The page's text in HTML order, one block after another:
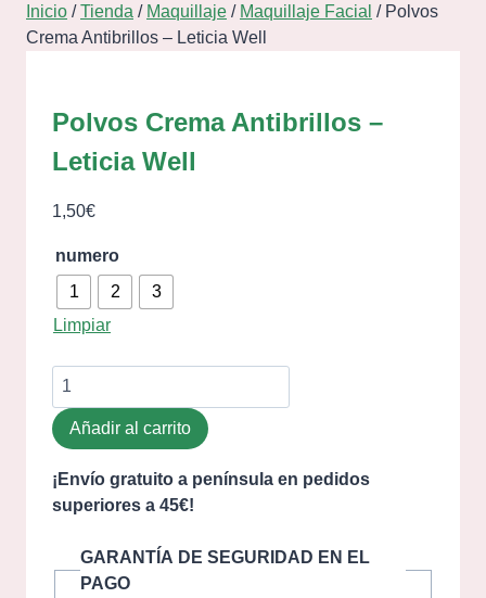
Inicio / Tienda / Maquillaje / Maquillaje Facial / Polvos
Crema Antibrillos – Leticia Well
Polvos Crema Antibrillos –
Leticia Well
1,50€
numero
1
2
3
Limpiar
Añadir al carrito
¡Envío gratuito a península en pedidos
superiores a 45€!
GARANTÍA DE SEGURIDAD EN EL
PAGO